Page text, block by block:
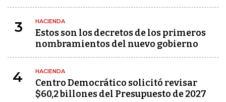
3 HACIENDA
Estos son los decretos de los primeros
nombramientos del nuevo gobierno
4 HACIENDA
Centro Democrático solicitó revisar
$60,2 billones del Presupuesto de 2027